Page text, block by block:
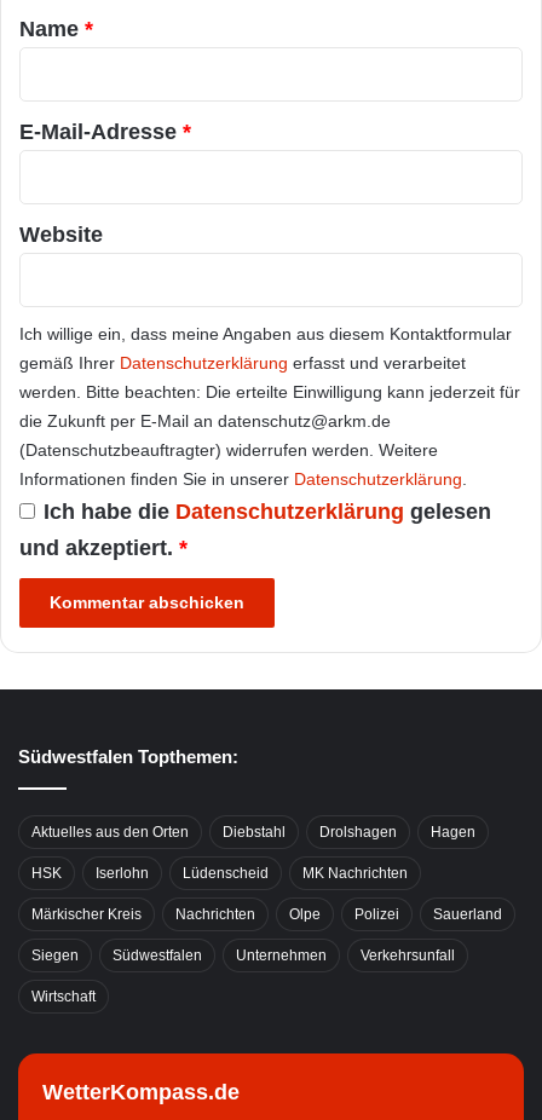
a
r
*
Name *
E-Mail-Adresse *
Website
Ich willige ein, dass meine Angaben aus diesem Kontaktformular
gemäß Ihrer Datenschutzerklärung erfasst und verarbeitet
werden. Bitte beachten: Die erteilte Einwilligung kann jederzeit für
die Zukunft per E-Mail an datenschutz@arkm.de
(Datenschutzbeauftragter) widerrufen werden. Weitere
Informationen finden Sie in unserer Datenschutzerklärung.
Ich habe die Datenschutzerklärung gelesen
und akzeptiert. *
Südwestfalen Topthemen:
Aktuelles aus den Orten Diebstahl Drolshagen Hagen
HSK Iserlohn Lüdenscheid MK Nachrichten
Märkischer Kreis Nachrichten Olpe Polizei Sauerland
Siegen Südwestfalen Unternehmen Verkehrsunfall
Wirtschaft
WetterKompass.de